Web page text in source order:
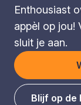
Enthousiast
appèl op jou!
sluit je aan.
Blijf op de